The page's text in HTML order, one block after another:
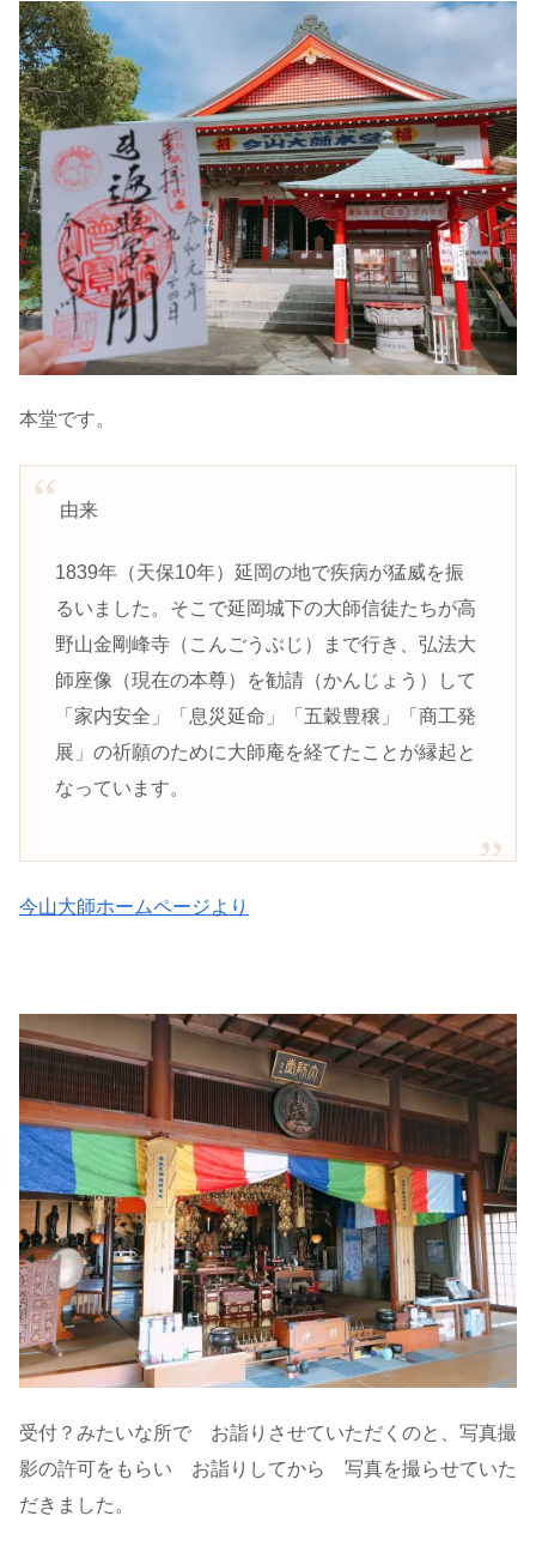
本堂です。
由来
1839年（天保10年）延岡の地で疾病が猛威を振
るいました。そこで延岡城下の大師信徒たちが高
野山金剛峰寺（こんごうぶじ）まで行き、弘法大
師座像（現在の本尊）を勧請（かんじょう）して
「家内安全」「息災延命」「五穀豊穣」「商工発
展」の祈願のために大師庵を経てたことが縁起と
なっています。
今山大師ホームページより
受付？みたいな所で お詣りさせていただくのと、写真撮
影の許可をもらい お詣りしてから 写真を撮らせていた
だきました。